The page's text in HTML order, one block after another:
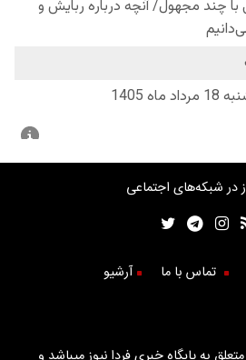
در شبکه‌های اجتماعی
تماس با ما آرشیو